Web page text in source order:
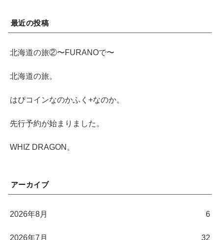
最近の投稿
北海道の旅②〜FURANOで〜
北海道の旅。
はぴコインなのかふく+なのか。
先行予約が始まりました。
WHIZ DRAGON。
アーカイブ
2026年8月 6
2026年7月 32